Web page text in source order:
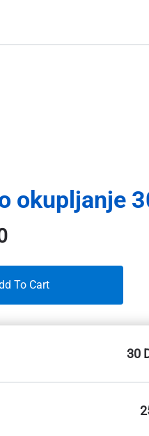
okupljanje
To Cart
30